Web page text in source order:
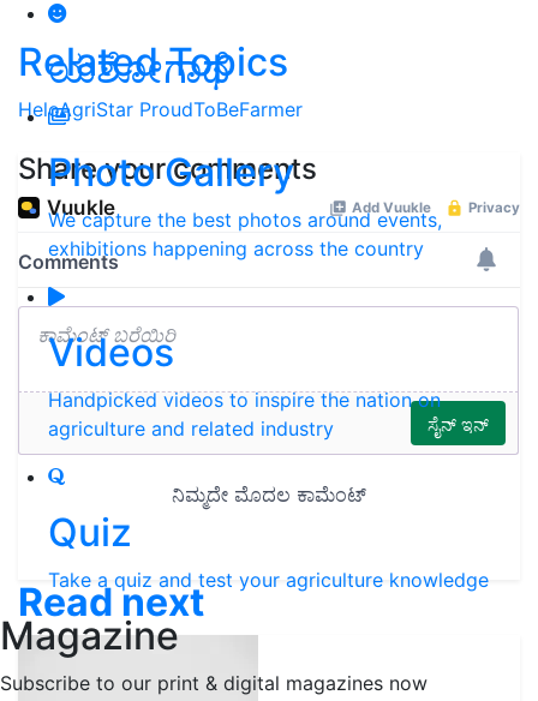
ಯಶೋಗಾಥೆ
Photo Gallery
We capture the best photos around events,
exhibitions happening across the country
Videos
Handpicked videos to inspire the nation on
agriculture and related industry
Quiz
Take a quiz and test your agriculture knowledge
Magazine
Subscribe to our print & digital magazines now
Related Topics
HeloAgriStar ProudToBeFarmer
Share your comments
Read next